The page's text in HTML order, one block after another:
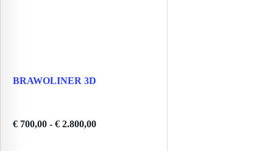
BRAWOLINER 3D
€ 700,00 - € 2.800,00Prijsklasse: